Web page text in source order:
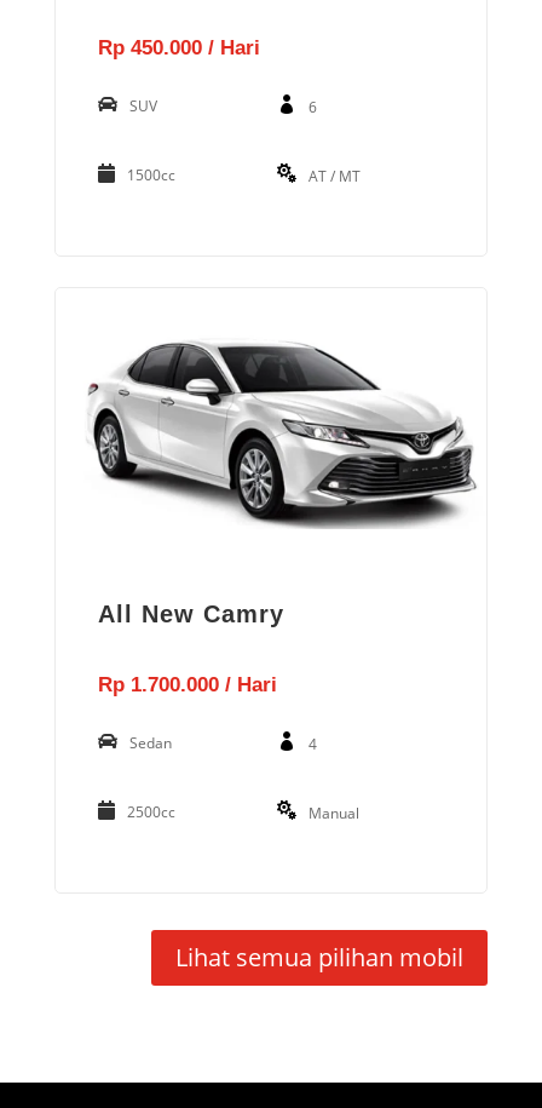
Rp 450.000 / Hari
SUV 6
1500cc AT / MT
All New Camry
Rp 1.700.000 / Hari
Sedan 4
2500cc Manual
Lihat semua pilihan mobil